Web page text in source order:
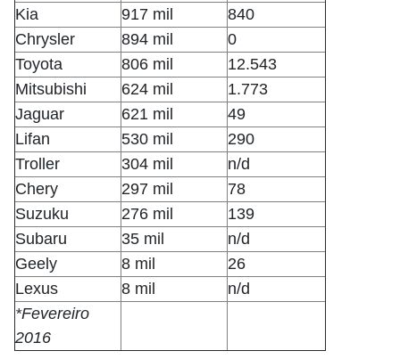
Kia
917 mil
840
Chrysler
894 mil
0
Toyota
806 mil
12.543
Mitsubishi
624 mil
1.773
Jaguar
621 mil
49
Lifan
530 mil
290
Troller
304 mil
n/d
Chery
297 mil
78
Suzuku
276 mil
139
Subaru
35 mil
n/d
Geely
8 mil
26
Lexus
8 mil
n/d
*Fevereiro
2016